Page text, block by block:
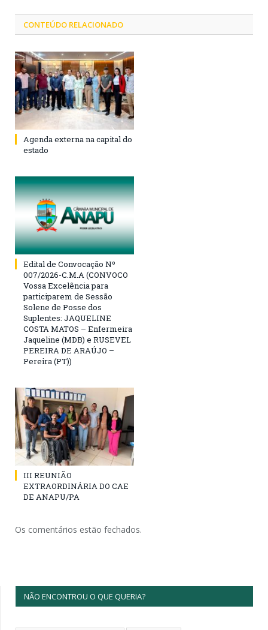
CONTEÚDO RELACIONADO
Agenda externa na capital do
estado
Edital de Convocação Nº
007/2026-C.M.A (CONVOCO
Vossa Excelência para
participarem de Sessão
Solene de Posse dos
Suplentes: JAQUELINE
COSTA MATOS – Enfermeira
Jaqueline (MDB) e RUSEVEL
PEREIRA DE ARAÚJO –
Pereira (PT))
III REUNIÃO
EXTRAORDINÁRIA DO CAE
DE ANAPU/PA
Os comentários estão fechados.
NÃO ENCONTROU O QUE QUERIA?